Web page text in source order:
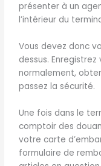
présenter à un
l’intérieur du
Vous devez donc
dessus.
normalement,
passez la sécurité.
Une fois dans le
comptoir des
votre carte
formulaire de